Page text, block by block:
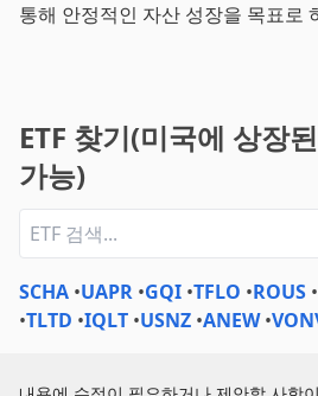
통해 안정적인 자산 성장을 목표로
ETF 찾기(미국에 상장
가능)
SCHA •UAPR •GQI •TFLO •ROUS •
•TLTD •IQLT •USNZ •ANEW •